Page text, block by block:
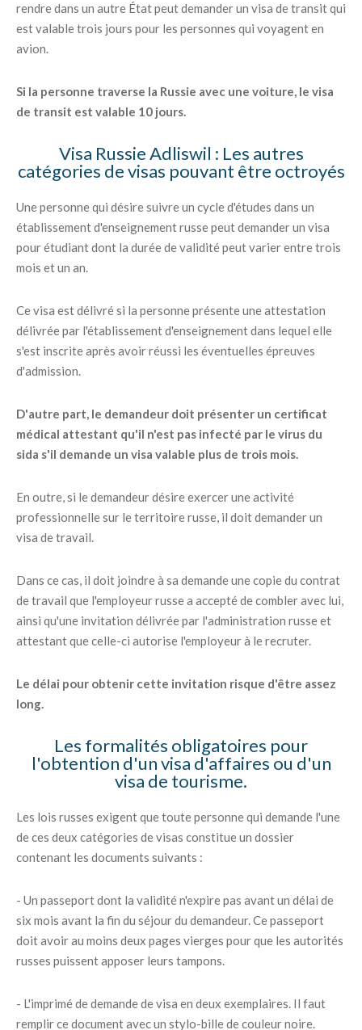
rendre dans un autre État peut demander un visa de transit qui
est valable trois jours pour les personnes qui voyagent en
avion.
Si la personne traverse la Russie avec une voiture, le visa
de transit est valable 10 jours.
Visa Russie Adliswil : Les autres
catégories de visas pouvant être octroyés
Une personne qui désire suivre un cycle d'études dans un
établissement d'enseignement russe peut demander un visa
pour étudiant dont la durée de validité peut varier entre trois
mois et un an.
Ce visa est délivré si la personne présente une attestation
délivrée par l'établissement d'enseignement dans lequel elle
s'est inscrite après avoir réussi les éventuelles épreuves
d'admission.
D'autre part, le demandeur doit présenter un certificat
médical attestant qu'il n'est pas infecté par le virus du
sida s'il demande un visa valable plus de trois mois.
En outre, si le demandeur désire exercer une activité
professionnelle sur le territoire russe, il doit demander un
visa de travail.
Dans ce cas, il doit joindre à sa demande une copie du contrat
de travail que l'employeur russe a accepté de combler avec lui,
ainsi qu'une invitation délivrée par l'administration russe et
attestant que celle-ci autorise l'employeur à le recruter.
Le délai pour obtenir cette invitation risque d'être assez
long.
Les formalités obligatoires pour
l'obtention d'un visa d'affaires ou d'un
visa de tourisme.
Les lois russes exigent que toute personne qui demande l'une
de ces deux catégories de visas constitue un dossier
contenant les documents suivants :
- Un passeport dont la validité n'expire pas avant un délai de
six mois avant la fin du séjour du demandeur. Ce passeport
doit avoir au moins deux pages vierges pour que les autorités
russes puissent apposer leurs tampons.
- L'imprimé de demande de visa en deux exemplaires. Il faut
remplir ce document avec un stylo-bille de couleur noire.